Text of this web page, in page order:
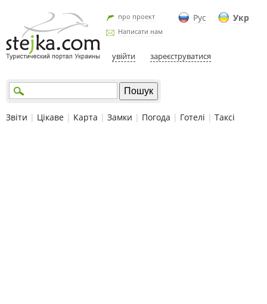
Рус Укр
про проект
Написати нам
увійти зареєструватися
Звіти | Цікаве | Карта | Замки | Погода | Готелі | Таксі